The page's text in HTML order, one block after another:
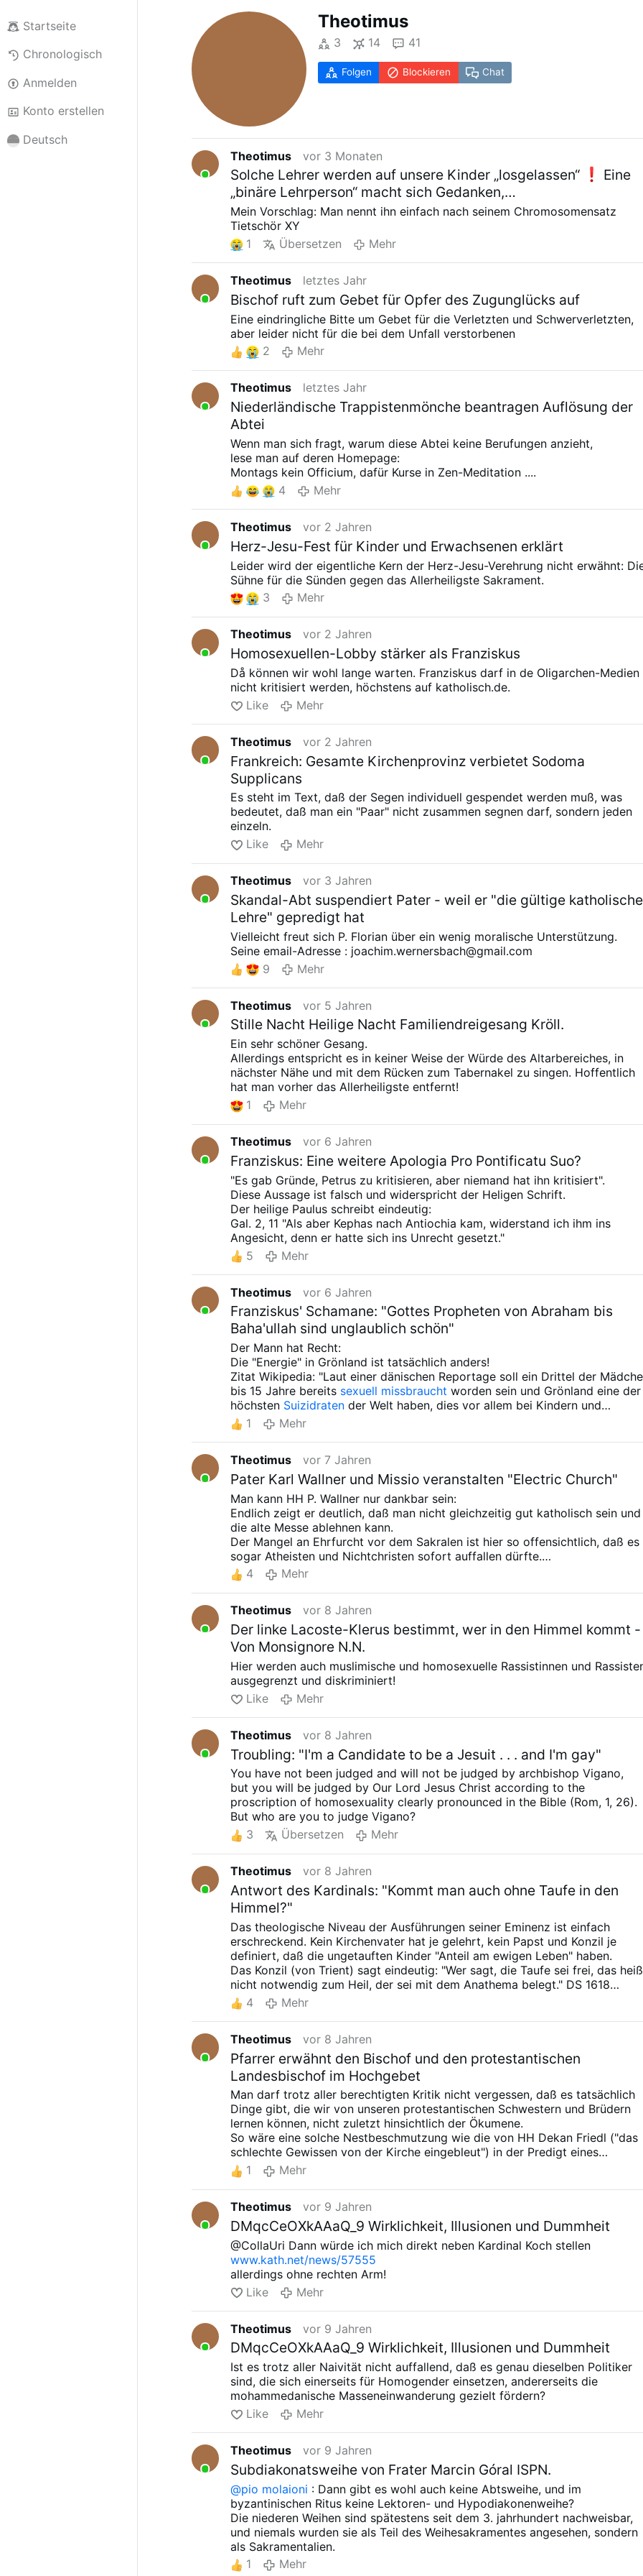
Startseite
Chronologisch
Anmelden
Konto erstellen
Deutsch
Theotimus
3 14 41
Folgen Blockieren Chat
Theotimus vor 3 Monaten
Solche Lehrer werden auf unsere Kinder „losgelassen“
Eine
„binäre Lehrperson“ macht sich Gedanken,…
Mein Vorschlag: Man nennt ihn einfach nach seinem Chromosomensatz
Tietschör XY
1
Übersetzen Mehr
Theotimus letztes Jahr
Bischof ruft zum Gebet für Opfer des Zugunglücks auf
Eine eindringliche Bitte um Gebet für die Verletzten und Schwerverletzten,
aber leider nicht für die bei dem Unfall verstorbenen
2
Mehr
Theotimus letztes Jahr
Niederländische Trappistenmönche beantragen Auflösung der
Abtei
Wenn man sich fragt, warum diese Abtei keine Berufungen anzieht,
lese man auf deren Homepage:
Montags kein Officium, dafür Kurse in Zen-Meditation ....
4
Mehr
Theotimus vor 2 Jahren
Herz-Jesu-Fest für Kinder und Erwachsenen erklärt
Leider wird der eigentliche Kern der Herz-Jesu-Verehrung nicht erwähnt:
Sühne für die Sünden gegen das Allerheiligste Sakrament.
3
Mehr
Theotimus vor 2 Jahren
Homosexuellen-Lobby stärker als Franziskus
Då können wir wohl lange warten. Franziskus darf in de Oligarchen-Medien
nicht kritisiert werden, höchstens auf katholisch.de.
Like
Mehr
Theotimus vor 2 Jahren
Frankreich: Gesamte Kirchenprovinz verbietet Sodoma
Supplicans
Es steht im Text, daß der Segen individuell gespendet werden muß, was
bedeutet, daß man ein "Paar" nicht zusammen segnen darf, sondern jeden
einzeln.
Like
Mehr
Theotimus vor 3 Jahren
Skandal-Abt suspendiert Pater - weil er "die gültige katholische
Lehre" gepredigt hat
Vielleicht freut sich P. Florian über ein wenig moralische Unterstützung.
Seine email-Adresse : joachim.wernersbach@gmail.com
9
Mehr
Theotimus vor 5 Jahren
Stille Nacht Heilige Nacht Familiendreigesang Kröll.
Ein sehr schöner Gesang.
Allerdings entspricht es in keiner Weise der Würde des Altarbereiches, in
nächster Nähe und mit dem Rücken zum Tabernakel zu singen. Hoffentlich
hat man vorher das Allerheiligste entfernt!
1
Mehr
Theotimus vor 6 Jahren
Franziskus: Eine weitere Apologia Pro Pontificatu Suo?
"Es gab Gründe, Petrus zu kritisieren, aber niemand hat ihn kritisiert".
Diese Aussage ist falsch und widerspricht der Heligen Schrift.
Der heilige Paulus schreibt eindeutig:
Gal. 2, 11 "Als aber Kephas nach Antiochia kam, widerstand ich ihm ins
Angesicht, denn er hatte sich ins Unrecht gesetzt."
5
Mehr
Theotimus vor 6 Jahren
Franziskus' Schamane: "Gottes Propheten von Abraham bis
Baha'ullah sind unglaublich schön"
Der Mann hat Recht:
Die "Energie" in Grönland ist tatsächlich anders!
Zitat Wikipedia: "Laut einer dänischen Reportage soll ein Drittel der
bis 15 Jahre bereits sexuell missbraucht worden sein und Grönland eine der
höchsten Suizidraten der Welt haben, dies vor allem bei Kindern und
Jugendlichen. ...
Krankheitsursache. ... Das Land sei von einem sozialen Zusammenbruch
Auch der Titel "Papst dieser Welt" hat ja einiges für sich.
1 Mehr
Theotimus vor 7 Jahren
Pater Karl Wallner und Missio veranstalten "Electric Church"
Man kann HH P. Wallner nur dankbar sein:
Endlich zeigt er deutlich, daß man nicht gleichzeitig gut katholisch sein und
die alte Messe ablehnen kann.
Der Mangel an Ehrfurcht vor dem Sakralen ist hier so offensichtlich, daß es
sogar Atheisten und Nichtchristen sofort auffallen dürfte.
In einer Mosche oder einem Shiwa-Tempel wäre so etwas wohl kaum
denkbar.
4 Mehr
Theotimus vor 8 Jahren
Der linke Lacoste-Klerus bestimmt, wer in den Himmel kommt -
Von Monsignore N.N.
Hier werden auch muslimische und homosexuelle Rassistinnen und
ausgegrenzt und diskriminiert!
Like
Mehr
Theotimus vor 8 Jahren
Troubling: "I'm a Candidate to be a Jesuit . . . and I'm gay"
You have not been judged and will not be judged by archbishop Vigano,
but you will be judged by Our Lord Jesus Christ according to the
proscription of homosexuality clearly pronounced in the Bible (Rom, 1, 26).
But who are you to judge Vigano?
3
Übersetzen Mehr
Theotimus vor 8 Jahren
Antwort des Kardinals: "Kommt man auch ohne Taufe in den
Himmel?"
Das theologische Niveau der Ausführungen seiner Eminenz ist einfach
erschreckend. Kein Kirchenvater hat je gelehrt, kein Papst und Konzil je
definiert, daß die ungetauften Kinder "Anteil am ewigen Leben" haben.
Das Konzil (von Trient) sagt eindeutig: "Wer sagt, die Taufe sei frei, das
nicht notwendig zum Heil, der sei mit dem Anathema belegt." DS 1618
Diese Aussage des HH Kardinals ist nicht nur theologisch falsch, sondern
verleitet christliche Eltern dazu, die Taufe ihrer Kinder möglicht lange
4 Mehr
Theotimus vor 8 Jahren
Pfarrer erwähnt den Bischof und den protestantischen
Landesbischof im Hochgebet
Man darf trotz aller berechtigten Kritik nicht vergessen, daß es tatsächlich
Dinge gibt, die wir von unseren protestantischen Schwestern und Brüdern
lernen können, nicht zuletzt hinsichtlich der Ökumene.
So wäre eine solche Nestbeschmutzung wie die von HH Dekan Friedl ("das
schlechte Gewissen von der Kirche eingebleut") in der Predigt eines
protestanischen Pastoren wohl undenkbar.
Auch findet die kathegorische Anbiederung vieler katholischer Geistlicher
lutherischen Pastoren würde es nicht im Traum einfallen, im Gottesdienst
öffentlich für den katholischen Ortsbischof zu beten.
Um sich ein Bild von der Ökumene unserer "evangelischen" Geschwister zu
machen sollte man unbedingt auf deren Homepages nachschauen, z.B. die
der "württembergischen Landeskirche":
Die Ökumene spielt dort so gut wie keine Rolle, und unter dem Kapitel
"Ökumene" wird die katholische Kirche mit keinem Wort erwähnt.
1 Mehr
Theotimus vor 9 Jahren
DMqcCeOXkAAaQ_9 Wirklichkeit, Illusionen und Dummheit
@CollaUri Dann würde ich mich direkt neben Kardinal Koch stellen
www.kath.net/news/57555
allerdings ohne rechten Arm!
Like
Mehr
Theotimus vor 9 Jahren
DMqcCeOXkAAaQ_9 Wirklichkeit, Illusionen und Dummheit
Ist es trotz aller Naivität nicht auffallend, daß es genau dieselben Politiker
sind, die sich einerseits für Homogender einsetzen, andererseits die
mohammedanische Masseneinwanderung gezielt fördern?
Like
Mehr
Theotimus vor 9 Jahren
Subdiakonatsweihe von Frater Marcin Góral ISPN.
@pio molaioni : Dann gibt es wohl auch keine Abtsweihe, und im
byzantinischen Ritus keine Lektoren- und Hypodiakonenweihe?
Die niederen Weihen sind spätestens seit dem 3. jahrhundert nachweisbar,
und niemals wurden sie als Teil des Weihesakramentes angesehen, sondern
als Sakramentalien.
1
Mehr